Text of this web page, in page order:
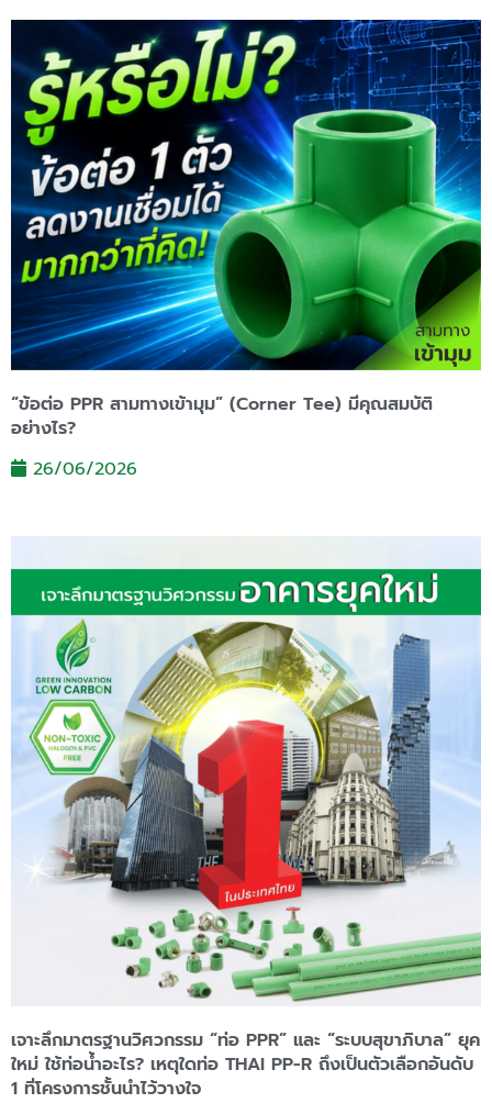
“ข้อต่อ PPR สามทางเข้ามุม” (Corner Tee) มีคุณสมบัติ
อย่างไร?
26/06/2026
เจาะลึกมาตรฐานวิศวกรรม “ท่อ PPR” และ “ระบบสุขาภิบาล” ยุค
ใหม่ ใช้ท่อน้ำอะไร? เหตุใดท่อ THAI PP-R ถึงเป็นตัวเลือกอันดับ
1 ที่โครงการชั้นนำไว้วางใจ